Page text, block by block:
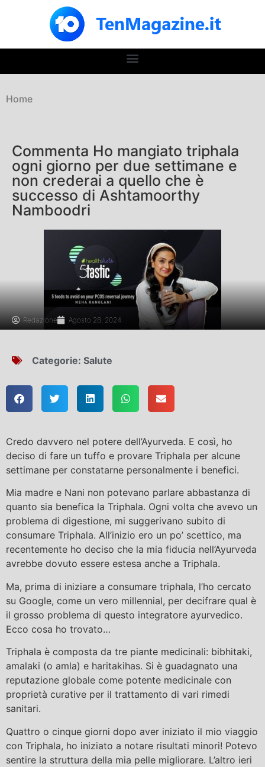
Home
Commenta Ho mangiato triphala
ogni giorno per due settimane e
non crederai a quello che è
successo di Ashtamoorthy
Namboodri
Redazione Agosto 28, 2024
Categorie: Salute
Credo davvero nel potere dell’Ayurveda. E così, ho
deciso di fare un tuffo e provare Triphala per alcune
settimane per constatarne personalmente i benefici.
Mia madre e Nani non potevano parlare abbastanza di
quanto sia benefica la Triphala. Ogni volta che avevo un
problema di digestione, mi suggerivano subito di
consumare Triphala. All’inizio ero un po’ scettico, ma
recentemente ho deciso che la mia fiducia nell’Ayurveda
avrebbe dovuto essere estesa anche a Triphala.
Ma, prima di iniziare a consumare triphala, l’ho cercato
su Google, come un vero millennial, per decifrare qual è
il grosso problema di questo integratore ayurvedico.
Ecco cosa ho trovato…
Triphala è composta da tre piante medicinali: bibhitaki,
amalaki (o amla) e haritakihas. Si è guadagnato una
reputazione globale come potente medicinale con
proprietà curative per il trattamento di vari rimedi
sanitari.
Quattro o cinque giorni dopo aver iniziato il mio viaggio
con Triphala, ho iniziato a notare risultati minori! Potevo
sentire la struttura della mia pelle migliorare. L’altro ieri